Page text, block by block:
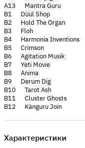
A13 Mantra Guru
B1 Düül Shop
B2 Hold The Organ
B3 Floh
B4 Harmonia Inventions
B5 Crimson
B6 Agitation Musik
B7 Yeti Movie
B8 Anima
B9 Derum Dig
B10 Tarot Ash
B11 Cluster Ghosts
B12 Känguru Join
Характеристики